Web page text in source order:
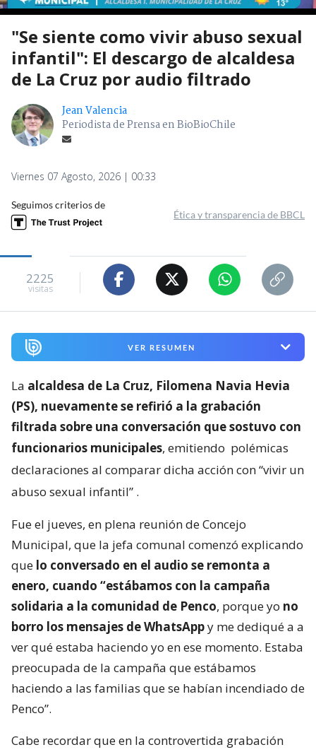
"Se siente como vivir abuso sexual
infantil": El descargo de alcaldesa
de La Cruz por audio filtrado
Jean Valencia
Periodista de Prensa en BioBioChile
Viernes 07 Agosto, 2026 | 00:33
Seguimos criterios de
Ética y transparencia de BBCL
2225
visitas
VER RESUMEN
La alcaldesa de La Cruz, Filomena Navia Hevia
(PS), nuevamente se refirió a la grabación
filtrada sobre una conversación que sostuvo con
funcionarios municipales, emitiendo polémicas
declaraciones al comparar dicha acción con “vivir un
abuso sexual infantil” .
Fue el jueves, en plena reunión de Concejo
Municipal, que la jefa comunal comenzó explicando
que lo conversado en el audio se remonta a
enero, cuando “estábamos con la campaña
solidaria a la comunidad de Penco, porque yo no
borro los mensajes de WhatsAppy me dediqué a a
ver qué estaba haciendo yo en ese momento. Estaba
preocupada de la campaña que estábamos
haciendo a las familias que se habían incendiado de
Penco”.
Cabe recordar que en la controvertida grabación